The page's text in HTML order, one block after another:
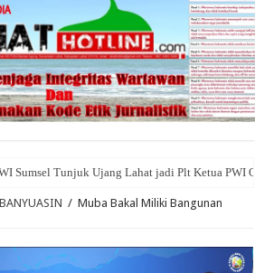
Sumsel Tunjuk Ujang Lahat jadi Plt Ketua PWI
/ Muba Bakal Miliki Bangunan